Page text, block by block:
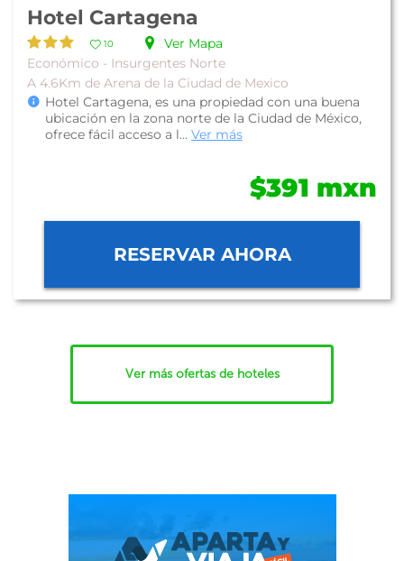
Hotel Cartagena
10
Ver Mapa
Económico - Insurgentes Norte
A 4.6Km de Arena de la Ciudad de Mexico
Hotel Cartagena, es una propiedad con una buena
ubicación en la zona norte de la Ciudad de México,
ofrece fácil acceso a l... Ver más
$391 mxn
RESERVAR AHORA
Ver más ofertas de hoteles